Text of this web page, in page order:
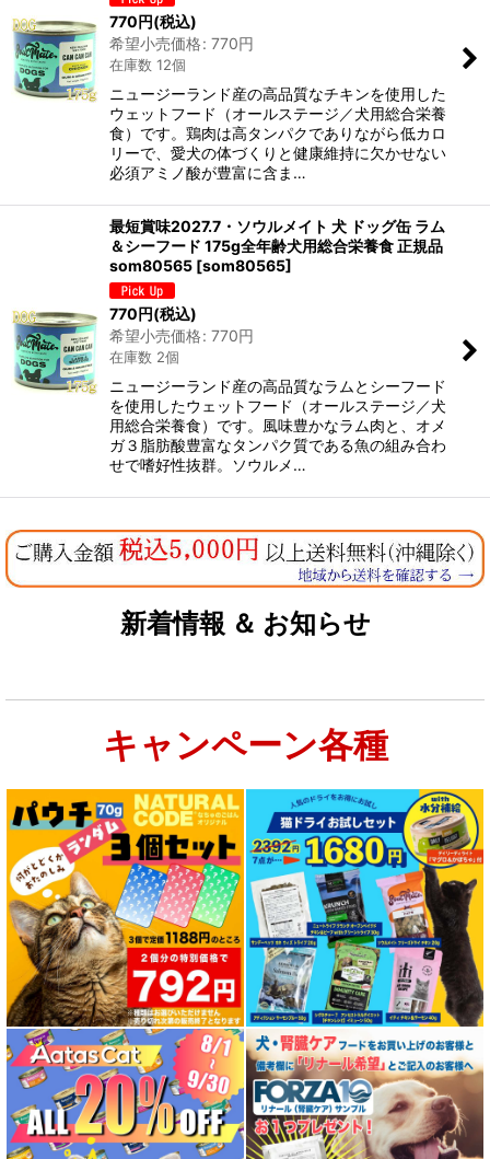
770円(税込)
希望小売価格: 770円
在庫数 12個
ニュージーランド産の高品質なチキンを使用した
ウェットフード（オールステージ／犬用総合栄養
食）です。鶏肉は高タンパクでありながら低カロ
リーで、愛犬の体づくりと健康維持に欠かせない
必須アミノ酸が豊富に含ま…
最短賞味2027.7・ソウルメイト 犬 ドッグ缶 ラム
＆シーフード 175g全年齢犬用総合栄養食 正規品
som80565 [som80565]
770円(税込)
希望小売価格: 770円
在庫数 2個
ニュージーランド産の高品質なラムとシーフード
を使用したウェットフード（オールステージ／犬
用総合栄養食）です。風味豊かなラム肉と、オメ
ガ３脂肪酸豊富なタンパク質である魚の組み合わ
せで嗜好性抜群。ソウルメ…
新着情報 ＆ お知らせ
キャンペーン各種